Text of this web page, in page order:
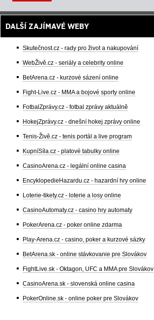
DALŠÍ ZAJÍMAVÉ WEBY
Skutečnost.cz - rady pro život a nakupování
WebŽivě.cz - seriály a celebrity online
BetArena.cz - kurzové sázení online
Fight-Live.cz - MMA a bojové sporty online
FotbalZprávy.cz - fotbal zprávy aktuálně
HokejZprávy.cz - dnešní hokej zprávy online
Tenis-Živě.cz - tenis portál a live program
KupníSíla.cz - platové tabulky online
CasinoArena.cz - legální online casina
EncyklopedieHazardu.cz - hazardní hry online
Loterie-tikety.cz - loterie a losy online
CasinoAutomaty.cz - casino hry automaty
PokerArena.cz - poker online zdarma
Play-Arena.cz - casino, poker a kurzové sázky
BetArena.sk - online stávkovanie pre Slovákov
FightLive.sk - Oktagon, UFC a MMA pre Slovákov
CasinoArena.sk - slovenská online casina
PokerOnline.sk - online poker pre Slovákov